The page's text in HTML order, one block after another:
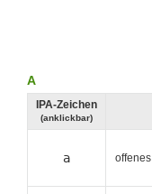
A
IPA-Zeichen
(anklickbar)
a offenes